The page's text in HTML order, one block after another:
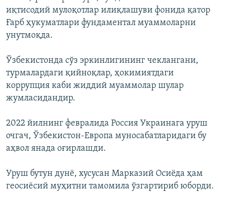
иқтисодий мулоқотлар илиқлашуви фонида қатор
Ғарб ҳукуматлари фундаментал муаммоларни
унутмоқда.
Ўзбекистонда сўз эркинлигининг чеклангани,
турмалардаги қийноқлар, ҳокимиятдаги
коррупция каби жиддий муаммолар шулар
жумласидандир.
2022 йилнинг февралида Россия Украинага уруш
очгач, Ўзбекистон-Европа муносабатларидаги бу
аҳвол янада оғирлашди.
Уруш бутун дунё, хусусан Марказий Осиёда ҳам
геосиёсий муҳитни тамомила ўзгартириб юборди.